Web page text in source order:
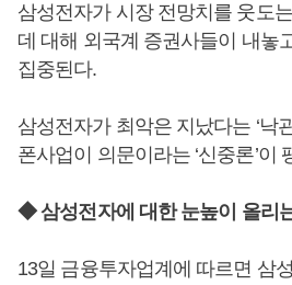
삼성전자가 시장 전망치를 웃도
데 대해 외국계 증권사들이 내놓
집중된다.
삼성전자가 최악은 지났다는 ‘낙
폰사업이 의문이라는 ‘신중론’이
◆ 삼성전자에 대한 눈높이 올리
13일 금융투자업계에 따르면 삼